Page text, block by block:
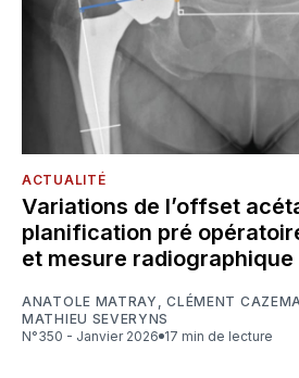
ACTUALITÉ
Variations de l’offset
planification pré
et mesure
ANATOLE MATRAY ,CLÉMENT
MATHIEU SEVERYNS
N°350 - Janvier 2026
17 min de lecture